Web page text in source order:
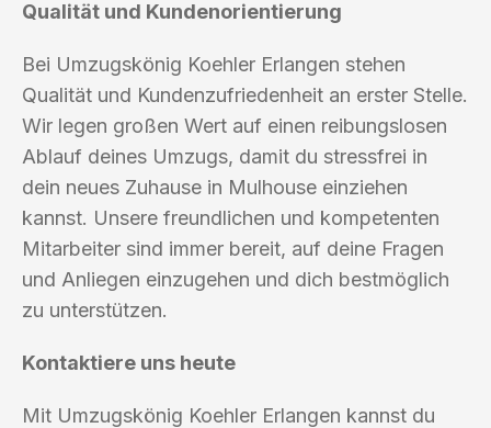
Qualität und Kundenorientierung
Bei Umzugskönig Koehler Erlangen stehen
Qualität und Kundenzufriedenheit an erster Stelle.
Wir legen großen Wert auf einen reibungslosen
Ablauf deines Umzugs, damit du stressfrei in
dein neues Zuhause in Mulhouse einziehen
kannst. Unsere freundlichen und kompetenten
Mitarbeiter sind immer bereit, auf deine Fragen
und Anliegen einzugehen und dich bestmöglich
zu unterstützen.
Kontaktiere uns heute
Mit Umzugskönig Koehler Erlangen kannst du